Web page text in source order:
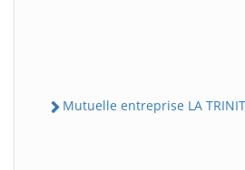
Mutuelle entreprise LA